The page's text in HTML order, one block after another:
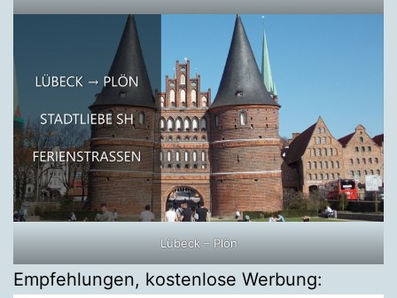
Lübeck – Plön
Empfehlungen, kostenlose Werbung: